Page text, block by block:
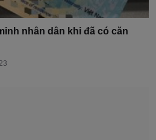
nhân dân khi đã có căn